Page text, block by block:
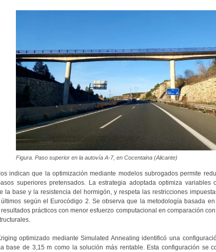
Figura. Paso superior en la autovía A-7, en Cocentaina (Alicante)
indican que la optimización mediante modelos subrogados permite
superiores pretensados. La estrategia adoptada optimiza
la base y la resistencia del hormigón, y respeta las restricciones
según el Eurocódigo 2. Se observa que la metodología basada
prácticos con menor esfuerzo computacional en comparación
optimizado mediante Simulated Annealing identificó una
base de 3,15 m como la solución más rentable. Esta configuración se